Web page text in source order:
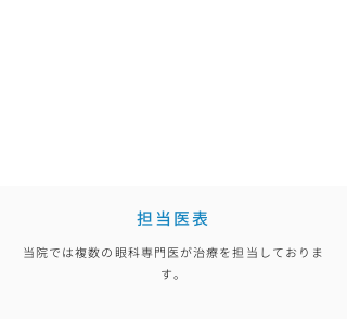
担当医表
当院では複数の眼科専門医が治療を担当しておりま
す。